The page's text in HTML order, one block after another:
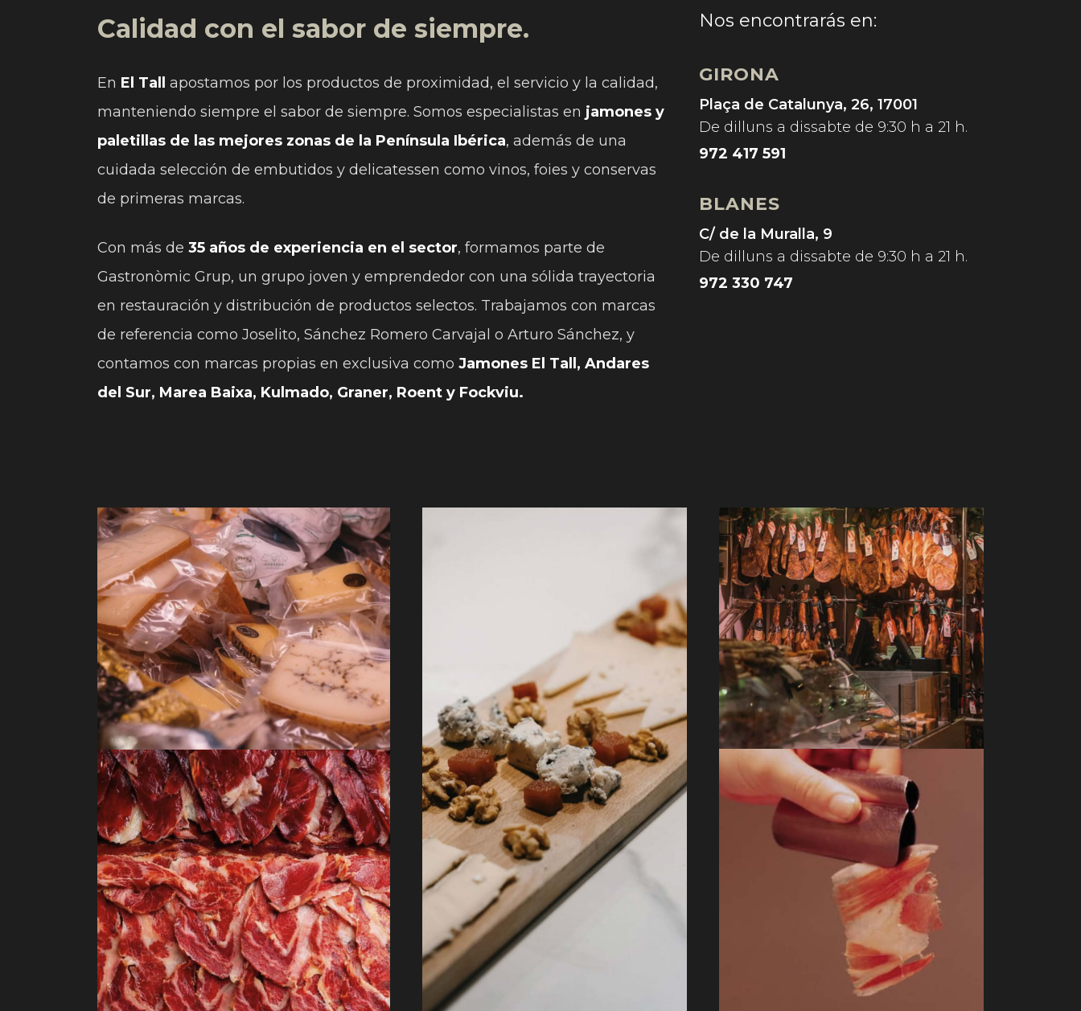
Calidad con el sabor de siempre.
En El Tall
apostamos por los productos de proximidad, el servicio y la calidad,
manteniendo siempre el sabor de siempre. Somos especialistas en jamones y
paletillas de las mejores zonas de la Península Ibérica, además de una
cuidada selección de embutidos y delicatessen como vinos, foies y conservas
de primeras marcas.
Con más de 35 años de experiencia en el sector, formamos parte de
Gastronòmic Grup, un grupo joven y emprendedor con una sólida trayectoria
en restauración y distribución de productos selectos. Trabajamos con marcas
de referencia como Joselito, Sánchez Romero Carvajal o Arturo Sánchez, y
contamos con marcas propias en exclusiva como Jamones El Tall, Andares
del Sur, Marea Baixa, Kulmado, Graner, Roent y Fockviu.
Nos encontrarás en:
GIRONA
Plaça de Catalunya, 26, 17001
De dilluns a dissabte de 9:30 h a 21 h.
972 417 591
BLANES
C/ de la Muralla, 9
De dilluns a dissabte de 9:30 h a 21 h.
972 330 747